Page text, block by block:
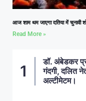
आज शाम थम जाएगा दतिया में चुनावी
Read More »
डॉ. अंबेडकर
गंदगी, दलित
अल्टीमेटम।